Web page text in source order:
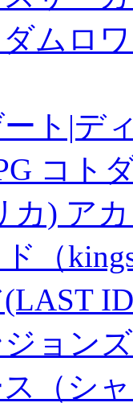
ムロ
ト|デ
コト
カ) ア
（
ョン
（シ